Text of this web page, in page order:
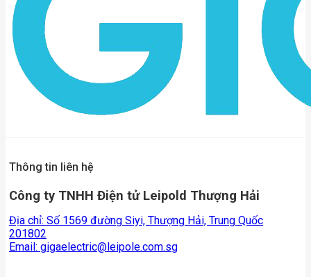
Thông tin liên hệ
Công ty TNHH Điện tử Leipold Thượng Hải
Địa chỉ: Số 1569 đường Siyi, Thượng Hải, Trung Quốc
201802
Email: gigaelectric@leipole.com.sg